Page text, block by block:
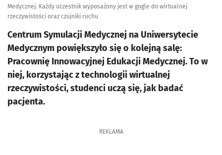
Medycznej. Każdy uczestnik wyposażony jest w gogle do wirtualnej
rzeczywistości oraz czujniki ruchu
Centrum Symulacji Medycznej na Uniwersytecie
Medycznym powiększyło się o kolejną salę:
Pracownię Innowacyjnej Edukacji Medycznej. To w
niej, korzystając z technologii wirtualnej
rzeczywistości, studenci uczą się, jak badać
pacjenta.
REKLAMA